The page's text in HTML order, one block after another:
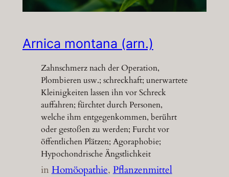
Arnica montana (arn.)
Zahnschmerz nach der Operation,
Plombieren usw.; schreckhaft; unerwartete
Kleinigkeiten lassen ihn vor Schreck
auffahren; fürchtet durch Personen,
welche ihm entgegenkommen, berührt
oder gestoßen zu werden; Furcht vor
öffentlichen Plätzen; Agoraphobie;
Hypochondrische Ängstlichkeit
inHomöopathie, Pflanzenmittel